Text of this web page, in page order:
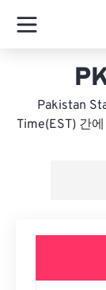
Pakistan
Time(EST) 간